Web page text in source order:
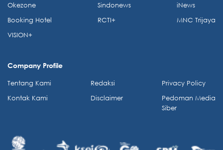
Okezone
Booking Hotel
VISION+
Sindonews
RCTI+
iNews
MNC Trijaya
Company Profile
Tentang Kami
Kontak Kami
Redaksi
Disclaimer
Privacy Policy
Pedoman Media
Siber